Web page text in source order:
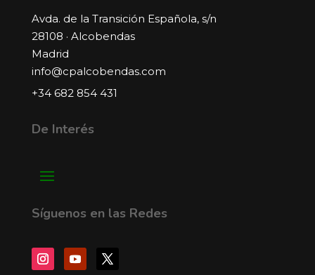
Avda. de la Transición Española, s/n
28108 · Alcobendas
Madrid
info@cpalcobendas.com
+34 682 854 431
De Interés
Síguenos en las Redes